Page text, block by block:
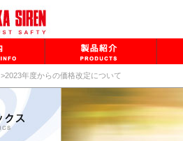
>2023年度からの価格改定について